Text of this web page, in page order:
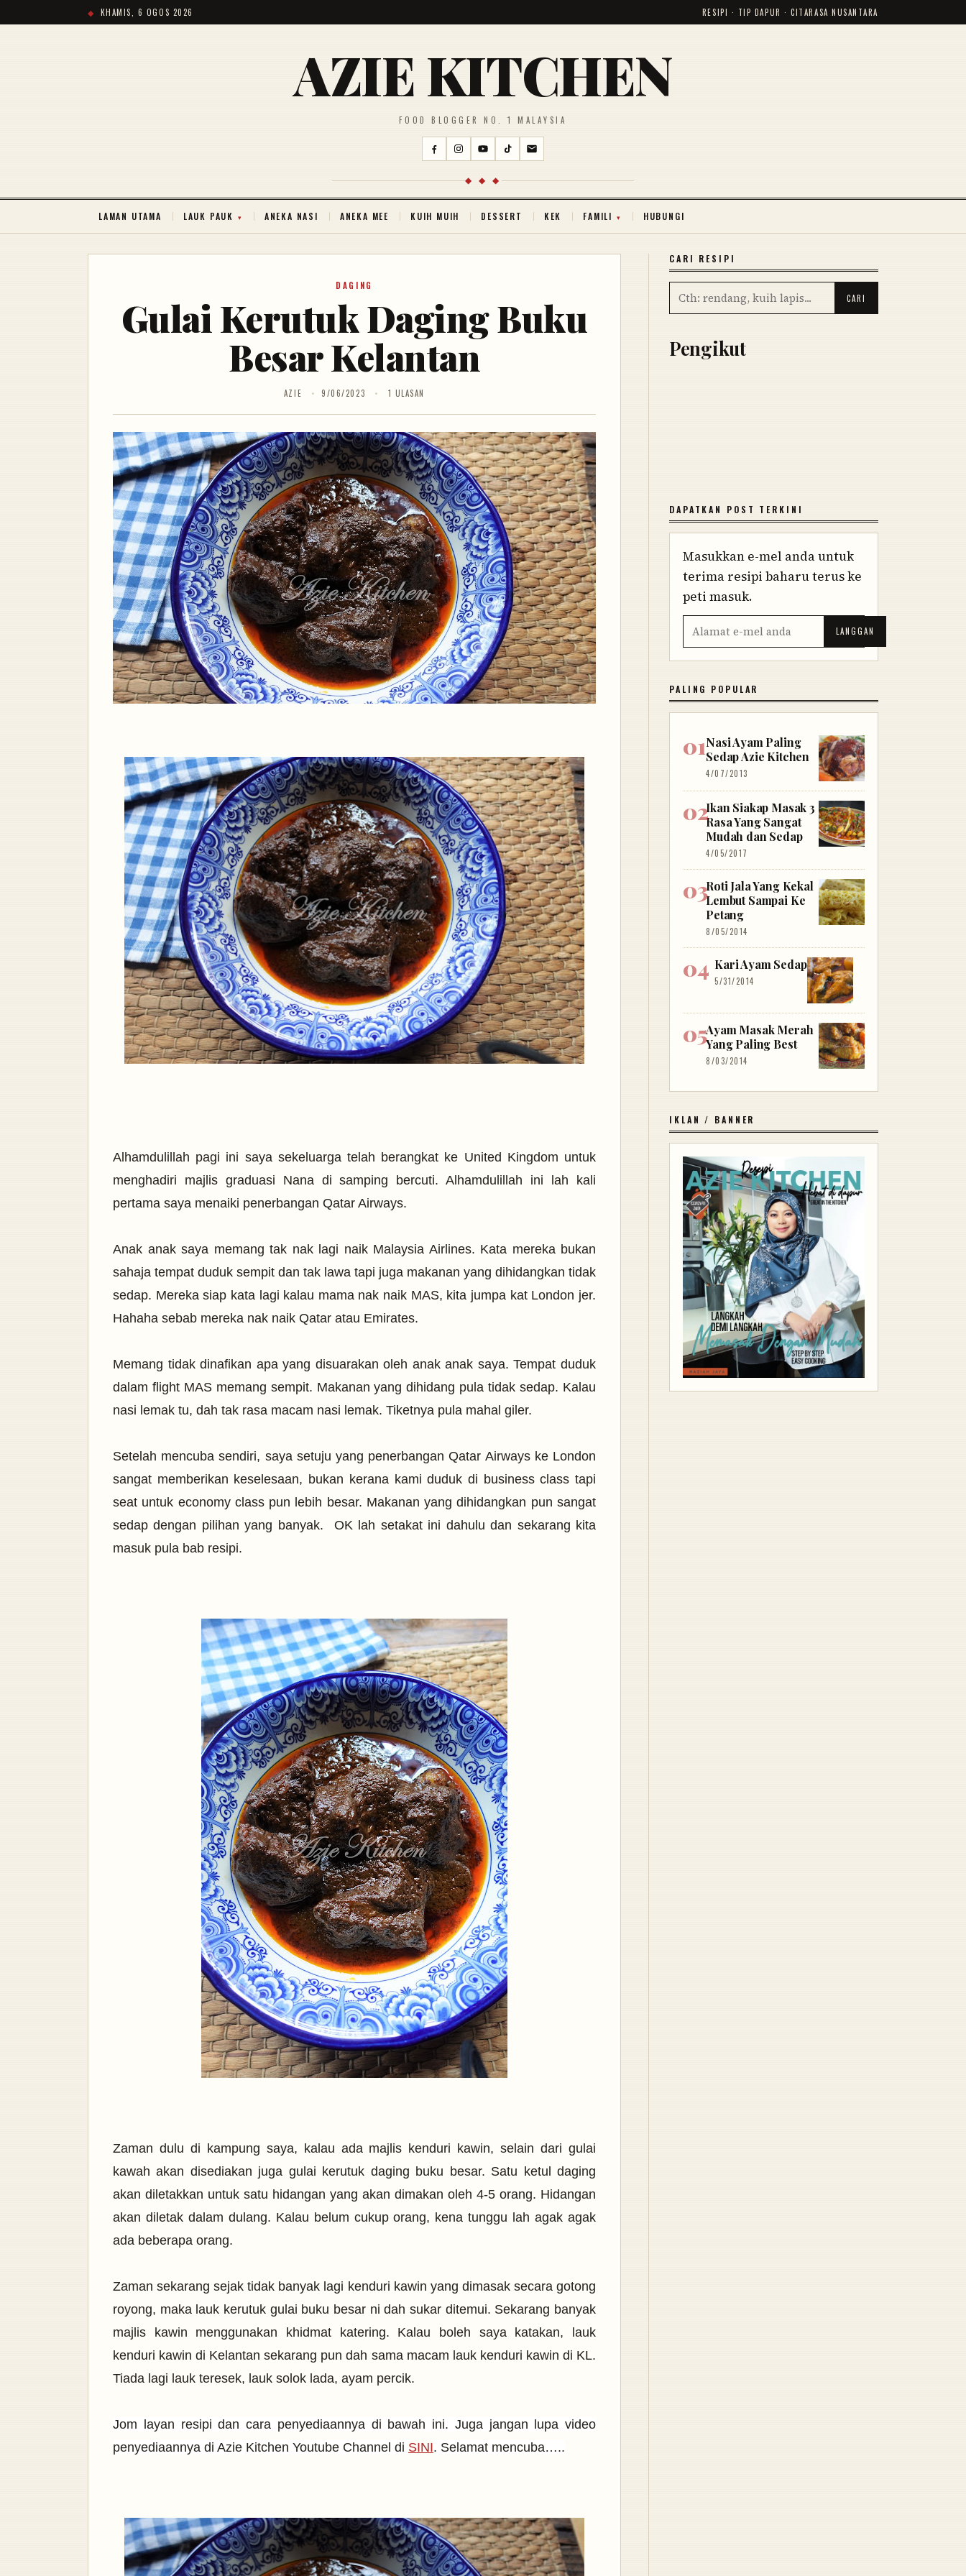
KHAMIS, 6 OGOS 2026 RESIPI · TIP DAPUR · CITARASA NUSANTARA
AZIE KITCHEN
FOOD BLOGGER NO. 1 MALAYSIA
◆ ◆ ◆
LAMAN UTAMA LAUK PAUK ANEKA NASI ANEKA MEE KUIH MUIH DESSERT KEK FAMILI HUBUNGI
DAGING
Gulai Kerutuk Daging Buku
Besar Kelantan
AZIE 9/06/2023 1 ULASAN
Alhamdulillah pagi ini saya sekeluarga telah berangkat ke United Kingdom untuk
menghadiri majlis graduasi Nana di samping bercuti. Alhamdulillah ini lah kali
pertama saya menaiki penerbangan Qatar Airways.
Anak anak saya memang tak nak lagi naik Malaysia Airlines. Kata mereka bukan
sahaja tempat duduk sempit dan tak lawa tapi juga makanan yang dihidangkan tidak
sedap. Mereka siap kata lagi kalau mama nak naik MAS, kita jumpa kat London jer.
Hahaha sebab mereka nak naik Qatar atau Emirates.
Memang tidak dinafikan apa yang disuarakan oleh anak anak saya. Tempat duduk
dalam flight MAS memang sempit. Makanan yang dihidang pula tidak sedap. Kalau
nasi lemak tu, dah tak rasa macam nasi lemak. Tiketnya pula mahal giler.
Setelah mencuba sendiri, saya setuju yang penerbangan Qatar Airways ke London
sangat memberikan keselesaan, bukan kerana kami duduk di business class tapi
seat untuk economy class pun lebih besar. Makanan yang dihidangkan pun sangat
sedap dengan pilihan yang banyak. OK lah setakat ini dahulu dan sekarang kita
masuk pula bab resipi.
Zaman dulu di kampung saya, kalau ada majlis kenduri kawin, selain dari gulai
kawah akan disediakan juga gulai kerutuk daging buku besar. Satu ketul daging
akan diletakkan untuk satu hidangan yang akan dimakan oleh 4-5 orang. Hidangan
akan diletak dalam dulang. Kalau belum cukup orang, kena tunggu lah agak agak
ada beberapa orang.
Zaman sekarang sejak tidak banyak lagi kenduri kawin yang dimasak secara gotong
royong, maka lauk kerutuk gulai buku besar ni dah sukar ditemui. Sekarang banyak
majlis kawin menggunakan khidmat katering. Kalau boleh saya katakan, lauk
kenduri kawin di Kelantan sekarang pun dah sama macam lauk kenduri kawin di KL.
Tiada lagi lauk teresek, lauk solok lada, ayam percik.
Jom layan resipi dan cara penyediaannya di bawah ini. Juga jangan lupa video
penyediaannya di Azie Kitchen Youtube Channel di SINI. Selamat mencuba…..
CARI RESIPI
Pengikut
DAPATKAN POST TERKINI
Masukkan e-mel anda untuk
terima resipi baharu terus ke
peti masuk.
PALING POPULAR
Nasi Ayam Paling
Sedap Azie Kitchen
4/07/2013
Ikan Siakap Masak 3
Rasa Yang Sangat
Mudah dan Sedap
4/05/2017
Roti Jala Yang Kekal
Lembut Sampai Ke
Petang
8/05/2014
Kari Ayam Sedap
5/31/2014
Ayam Masak Merah
Yang Paling Best
8/03/2014
IKLAN / BANNER